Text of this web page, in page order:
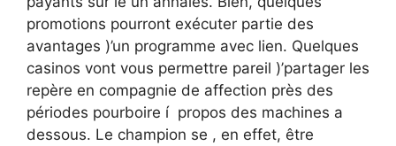
promotions pourront exécuter partie des
avantages )’un programme avec lien. Quelques
casinos vont vous permettre pareil )’partager les
repère en compagnie de affection près des
périodes pourboire í propos des machines a
dessous. Le champion se , en effet, être